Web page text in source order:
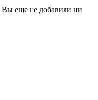
Вы еще не добавили ни